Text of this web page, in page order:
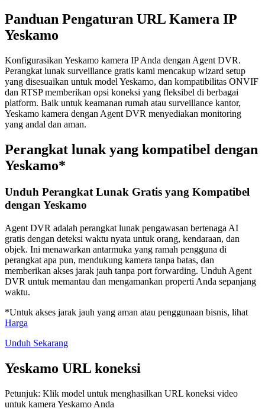
Panduan Pengaturan URL Kamera IP
Yeskamo
Konfigurasikan Yeskamo kamera IP Anda dengan Agent DVR.
Perangkat lunak surveillance gratis kami mencakup wizard setup
yang disesuaikan untuk model Yeskamo, dan kompatibilitas ONVIF
dan RTSP memberikan opsi koneksi yang fleksibel di berbagai
platform. Baik untuk keamanan rumah atau surveillance kantor,
Yeskamo kamera dengan Agent DVR menyediakan monitoring
yang andal dan aman.
Perangkat lunak yang kompatibel dengan
Yeskamo*
Unduh Perangkat Lunak Gratis yang Kompatibel
dengan Yeskamo
Agent DVR adalah perangkat lunak pengawasan bertenaga AI
gratis dengan deteksi waktu nyata untuk orang, kendaraan, dan
objek. Ini menawarkan antarmuka yang ramah pengguna di
perangkat apa pun, mendukung kamera tanpa batas, dan
memberikan akses jarak jauh tanpa port forwarding. Unduh Agent
DVR untuk memantau dan mengamankan properti Anda sepanjang
waktu.
*Untuk akses jarak jauh yang aman atau penggunaan bisnis, lihat
Harga
Unduh Sekarang
Yeskamo URL koneksi
Petunjuk: Klik model untuk menghasilkan URL koneksi video
untuk kamera Yeskamo Anda